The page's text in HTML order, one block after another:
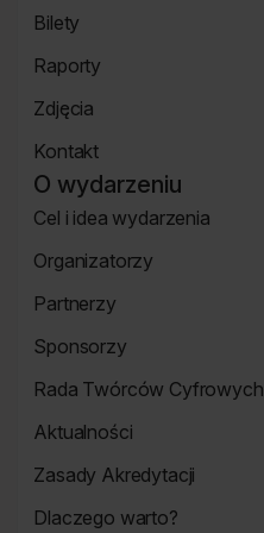
Bilety
Bilety
Raporty
Zdjęcia
Kontakt
Strona
Kontakt
O wydarzeniu
Cel i idea wydarzenia
o
Organizatorzy
Organizatorzy
Partnerzy
Partnerzy
Sponsorzy
Sponsorzy
Rada Twórców Cyfrowych
Twórców
Re_Mind
Aktualności
Zasady Akredytacji
Akredytacji
Dlaczego warto?